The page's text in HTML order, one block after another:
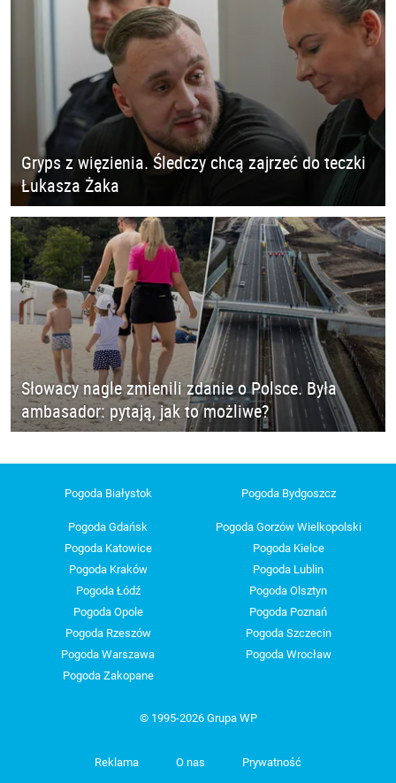
Gryps z więzienia. Śledczy chcą zajrzeć do teczki
Łukasza Żaka
Słowacy nagle zmienili zdanie o Polsce. Była
ambasador: pytają, jak to możliwe?
Pogoda Białystok Pogoda Bydgoszcz
Pogoda Gdańsk
Pogoda Gorzów Wielkopolski
Pogoda Katowice
Pogoda Kielce
Pogoda Kraków
Pogoda Lublin
Pogoda Łódź
Pogoda Olsztyn
Pogoda Opole
Pogoda Poznań
Pogoda Rzeszów
Pogoda Szczecin
Pogoda Warszawa
Pogoda Wrocław
Pogoda Zakopane
© 1995-2026 Grupa WP
Reklama O nas Prywatność